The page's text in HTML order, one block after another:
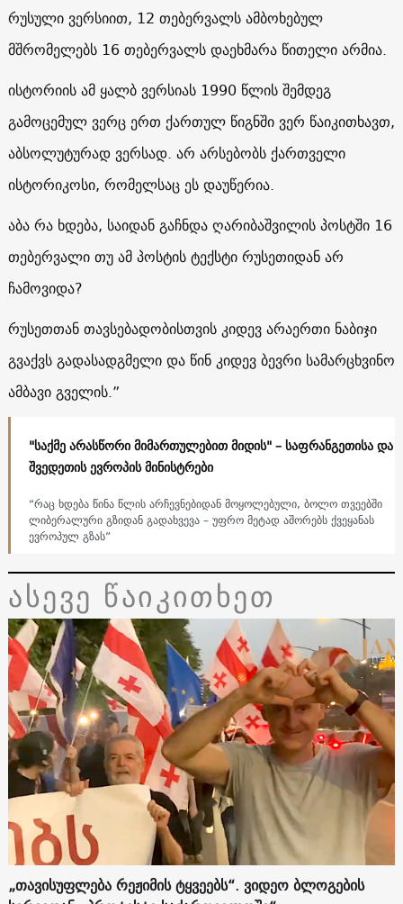
რუსული ვერსიით, 12 თებერვალს ამბოხებულ
მშრომელებს 16 თებერვალს დაეხმარა წითელი არმია.
ისტორიის ამ ყალბ ვერსიას 1990 წლის შემდეგ
გამოცემულ ვერც ერთ ქართულ წიგნში ვერ წაიკითხავთ,
აბსოლუტურად ვერსად. არ არსებობს ქართველი
ისტორიკოსი, რომელსაც ეს დაუწერია.
აბა რა ხდება, საიდან გაჩნდა ღარიბაშვილის პოსტში 16
თებერვალი თუ ამ პოსტის ტექსტი რუსეთიდან არ
ჩამოვიდა?
რუსეთთან თავსებადობისთვის კიდევ არაერთი ნაბიჯი
გვაქვს გადასადგმელი და წინ კიდევ ბევრი სამარცხვინო
ამბავი გველის.”
"საქმე არასწორი მიმართულებით მიდის" – საფრანგეთისა და
შვედეთის ევროპის მინისტრები
“რაც ხდება წინა წლის არჩევნებიდან მოყოლებული, ბოლო თვეებში
ლიბერალური გზიდან გადახვევა – უფრო მეტად აშორებს ქვეყანას
ევროპულ გზას”
ასევე წაიკითხეთ
„თავისუფლება რეჟიმის ტყვეებს“. ვიდეო ბლოგების